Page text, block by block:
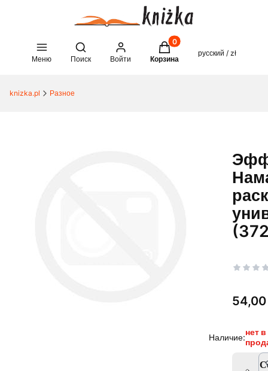
Меню
Open search engine
Поиск Войти
Товары в корзине: 0.
Корзина
русский / zł
knizka.pl Разное
Цена
54,00
Наличие:нет в